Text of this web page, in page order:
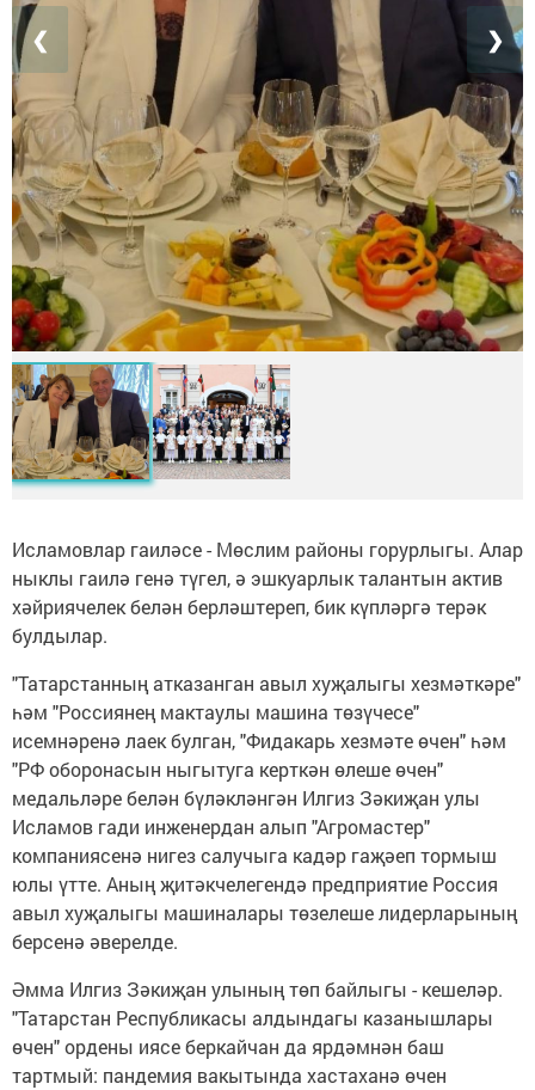
❮ ❯
Исламовлар гаиләсе - Мөслим районы горурлыгы. Алар
ныклы гаилә генә түгел, ә эшкуарлык талантын актив
хәйриячелек белән берләштереп, бик күпләргә терәк
булдылар.
"Татарстанның атказанган авыл хуҗалыгы хезмәткәре"
һәм "Россиянең мактаулы машина төзүчесе"
исемнәренә лаек булган, "Фидакарь хезмәте өчен" һәм
"РФ оборонасын ныгытуга керткән өлеше өчен"
медальләре белән бүләкләнгән Илгиз Зәкиҗан улы
Исламов гади инженердан алып "Агромастер"
компаниясенә нигез салучыга кадәр гаҗәеп тормыш
юлы үтте. Аның җитәкчелегендә предприятие Россия
авыл хуҗалыгы машиналары төзелеше лидерларының
берсенә әверелде.
Әмма Илгиз Зәкиҗан улының төп байлыгы - кешеләр.
"Татарстан Республикасы алдындагы казанышлары
өчен" ордены иясе беркайчан да ярдәмнән баш
тартмый: пандемия вакытында хастаханә өчен